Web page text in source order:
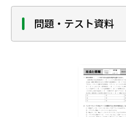
問題・テスト資料